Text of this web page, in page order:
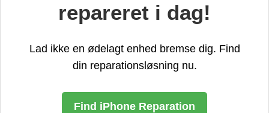
repareret i dag!
Lad ikke en ødelagt enhed bremse dig. Find
din reparationsløsning nu.
Find iPhone Reparation